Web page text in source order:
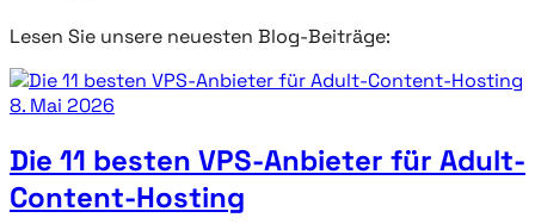
Lesen Sie unsere neuesten Blog-Beiträge:
8. Mai 2026
Die 11 besten VPS-Anbieter für Adult-
Content-Hosting